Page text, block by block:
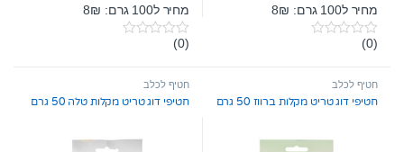
מחיר ל100 גרם: 8₪
0
t
o
f
(0)
מחיר ל100 גרם: 8₪
0
t
o
f
(0)
חטיף לכלב
חטיפי דוג טריט מקלות ברווז 50 גרם
חטיף לכלב
חטיפי דוג טריט מקלות טלה 50 גרם